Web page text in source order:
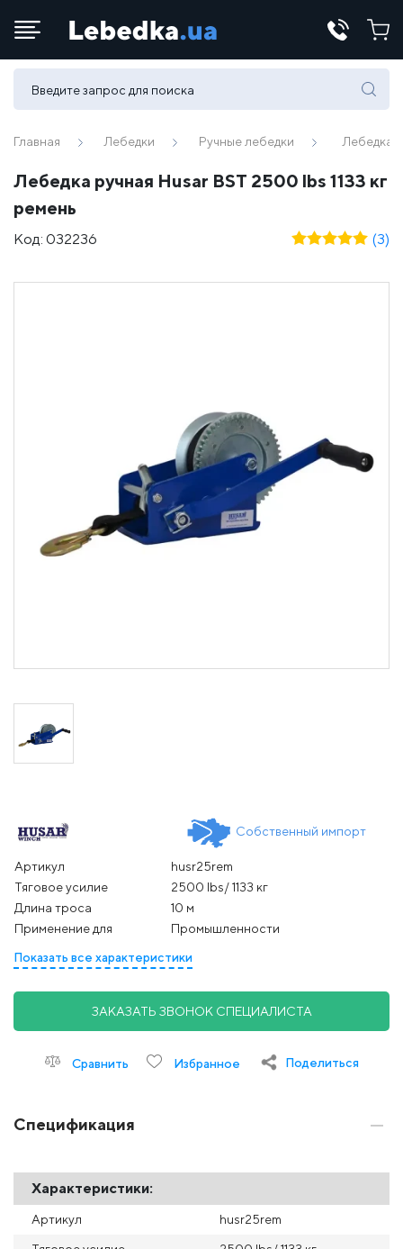
Телефоны:
(067) 430 82-15
Главная Лебедки Ручные лебедки Лебедка
Лебедка ручная Husar BST 2500 lbs 1133 кг
ремень
Код: 032236 (3)
Собственный импорт
Артикул
husr25rem
Тяговое усилие
2500 Ibs/ 1133 кг
Длина троса
10 м
Применение для
Промышленности
Показать все характеристики
ЗАКАЗАТЬ ЗВОНОК СПЕЦИАЛИСТА
Сравнить Избранное Поделиться
Спецификация
Характеристики:
Артикул husr25rem